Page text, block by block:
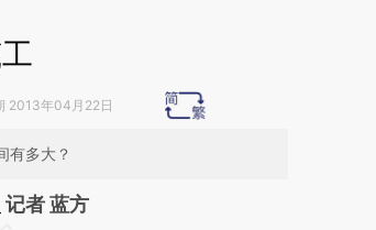
2013年04月22日
有多大？
记者 蓝方